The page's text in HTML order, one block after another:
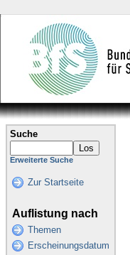
Suche
Erweiterte Suche
Zur Startseite
Auflistung nach
Themen
Erscheinungsdatum